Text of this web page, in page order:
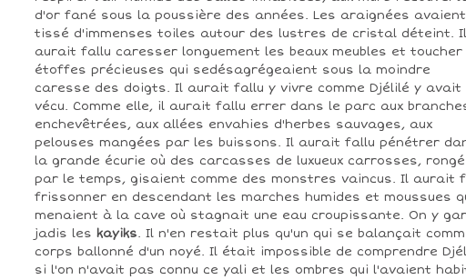
d'or fané sous la poussière des années. Les araignées avaient
tissé d'immenses toiles autour des lustres de cristal déteint. Il
aurait fallu caresser longuement les beaux meubles et toucher
étoffes précieuses qui sedésagrégeaient sous la moindre
caresse des doigts. Il aurait fallu y vivre comme Djélilé y avait
vécu. Comme elle, il aurait fallu errer dans le parc aux
enchevêtrées, aux allées envahies d'herbes sauvages, aux
pelouses mangées par les buissons. Il aurait fallu pénétrer
la grande écurie où des carcasses de luxueux carrosses,
par le temps, gisaient comme des monstres vaincus. Il aurait
frissonner en descendant les marches humides et moussues
menaient à la cave où stagnait une eau croupissante. On y
jadis les kayiks. Il n'en restait plus qu'un qui se balançait
corps ballonné d'un noyé. Il était impossible de comprendre
si l'on n'avait pas connu ce yali et les ombres qui l'avaient